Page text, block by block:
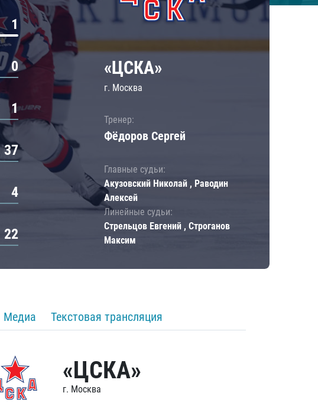
1
0
1
37
4
22
«ЦСКА»
г. Москва
Тренер:
Фёдоров Сергей
Главные судьи:
Акузовский Николай , Раводин
Алексей
Линейные судьи:
Стрельцов Евгений , Строганов
Максим
Медиа Текстовая трансляция
«ЦСКА»
г. Москва